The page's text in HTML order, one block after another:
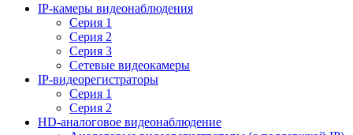
IP-камеры видеонаблюдения
Серия 1
Серия 2
Серия 3
Сетевые видеокамеры
IP-видеорегистраторы
Серия 1
Серия 2
HD-аналоговое видеонаблюдение